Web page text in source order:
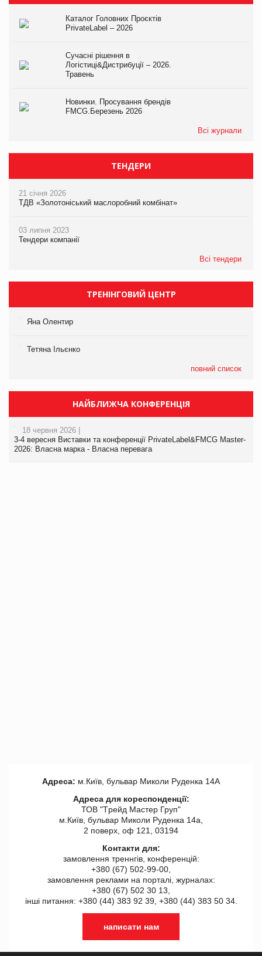
Каталог Головних Проєктів
PrivateLabel – 2026
Сучасні рішення в
Логістиці&Дистрибуції – 2026.
Травень
Новинки. Просування брендів
FMCG.Березень 2026
Всі журнали
ТЕНДЕРИ
21 січня 2026
ТДВ «Золотоніський маслоробний комбінат»
03 липня 2023
Тендери компанії
Всі тендери
ТРЕНІНГОВИЙ ЦЕНТР
Яна Олентир
Тетяна Ільєнко
повний список
НАЙБЛИЖЧА КОНФЕРЕНЦІЯ
18 червня 2026 |
3-4 вересня Виставки та конференції PrivateLabel&FMCG Master-
2026: Власна марка - Власна перевага
Адреса: м.Київ, бульвар Миколи Руденка 14А
Адреса для кореспонденції:
ТОВ "Tрейд Мастер Груп"
м.Київ, бульвар Миколи Руденка 14а,
2 поверх, оф 121, 03194
Контакти для:
замовлення треннгів, конференцій:
+380 (67) 502-99-00,
замовлення реклами на порталі, журналах:
+380 (67) 502 30 13,
інші питання: +380 (44) 383 92 39, +380 (44) 383 50 34.
написати нам